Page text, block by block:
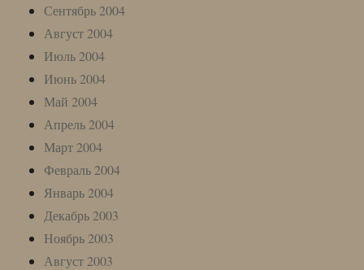
Сентябрь 2004
Август 2004
Июль 2004
Июнь 2004
Май 2004
Апрель 2004
Март 2004
Февраль 2004
Январь 2004
Декабрь 2003
Ноябрь 2003
Август 2003